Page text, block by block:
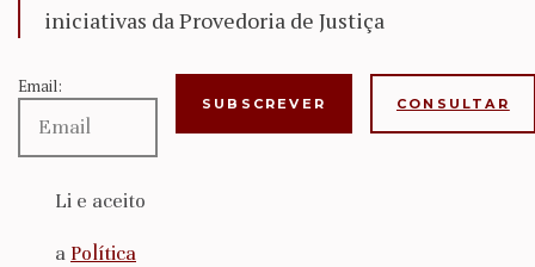
iniciativas da Provedoria de Justiça
Email:
Li e aceito
a Política
CONSULTAR